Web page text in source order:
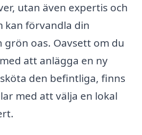
utan även expertis och
kan förvandla din
oas. Oavsett om du
att anlägga en ny
den befintliga, finns
med att välja en lokal